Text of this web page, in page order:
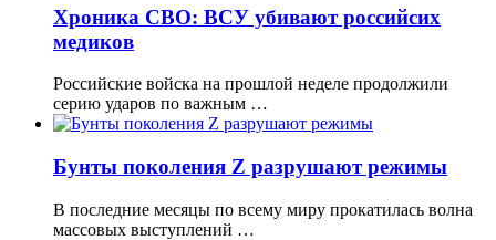
Хроника СВО: ВСУ убивают российсих
медиков
Российские войска на прошлой неделе продолжили
серию ударов по важным …
Бунты поколения Z разрушают режимы
В последние месяцы по всему миру прокатилась волна
массовых выступлений …